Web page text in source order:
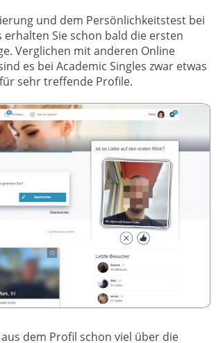
und dem Persönlichkeitstest bei
erhalten Sie schon bald die ersten
Verglichen mit anderen Online
es bei Academic Singles zwar etwas
sehr treffende Profile.
dem Profil schon viel über die